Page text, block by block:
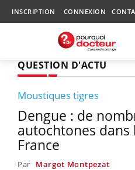
INSCRIPTION CONNEXION
QUESTION D'ACTU
Moustiques tigres
Dengue : de
autochtones dans
France
Par Margot Montpezat